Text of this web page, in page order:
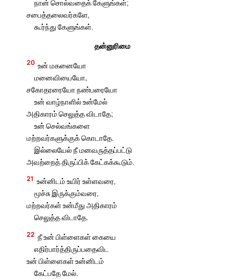
நான் சொல்வதைக் கேளுங்கள்;
சபைத்தலைவர்களே,
கூர்ந்து கேளுங்கள்.
தன்னுரிமை
20 உன் மகனையோ
மனைவியையோ,
சகோதரரையோ நண்பரையோ
உன் வாழ்நாளில் உன்மேல்
அதிகாரம் செலுத்த விடாதே;
உன் செல்வங்களை
மற்றவர்களுக்குக் கொடாதே.
இல்லையேல் நீ மனவருத்தப்பட்டு
அவற்றைத் திருப்பிக் கேட்கக்கூடும்.
21 உன்னிடம் உயிர் உள்ளவரை,
மூச்சு இருக்கும்வரை,
மற்றவர்கள் உன்மீது அதிகாரம்
செலுத்த விடாதே.
22 நீ உன் பிள்ளைகள் கையை
எதிர்பார்த்திருப்பதைவிட
உன் பிள்ளைகள் உன்னிடம்
கேட்பதே மேல்.